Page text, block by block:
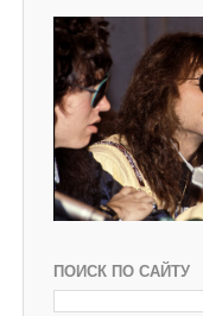
ПОИСК ПО САЙТУ